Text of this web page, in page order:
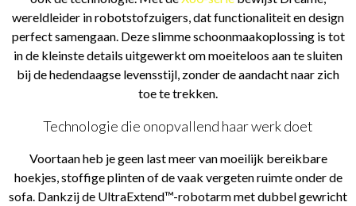
wereldleider in robotstofzuigers, dat functionaliteit en design
perfect samengaan. Deze slimme schoonmaakoplossing is tot
in de kleinste details uitgewerkt om moeiteloos aan te sluiten
bij de hedendaagse levensstijl, zonder de aandacht naar zich
toe te trekken.
Technologie die onopvallend haar werk doet
Voortaan heb je geen last meer van moeilijk bereikbare
hoekjes, stoffige plinten of de vaak vergeten ruimte onder de
sofa. Dankzij de UltraExtend™-robotarm met dubbel gewricht